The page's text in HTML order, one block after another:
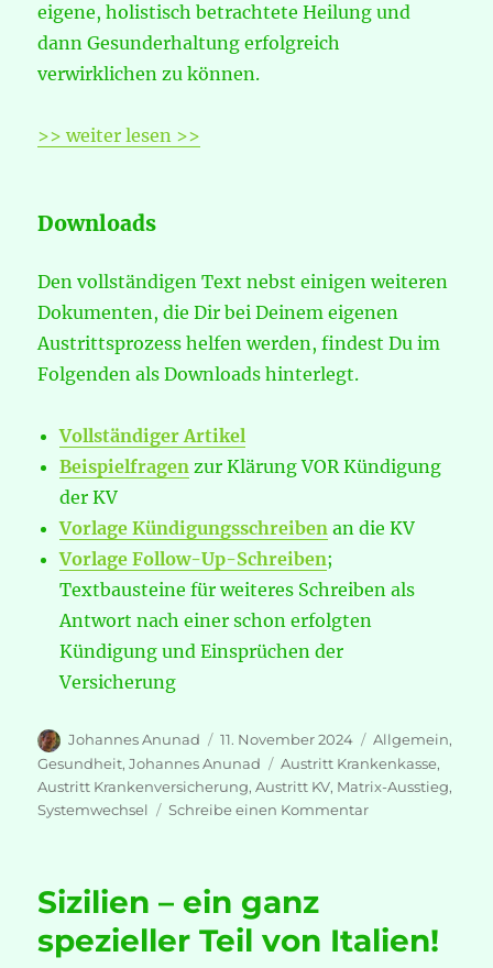
eigene, holistisch betrachtete Heilung und
dann Gesunderhaltung erfolgreich
verwirklichen zu können.
>> weiter lesen >>
Downloads
Den vollständigen Text nebst einigen weiteren
Dokumenten, die Dir bei Deinem eigenen
Austrittsprozess helfen werden, findest Du im
Folgenden als Downloads hinterlegt.
Vollständiger Artikel
Beispielfragen zur Klärung VOR Kündigung
der KV
Vorlage Kündigungsschreiben an die KV
Vorlage Follow-Up-Schreiben;
Textbausteine für weiteres Schreiben als
Antwort nach einer schon erfolgten
Kündigung und Einsprüchen der
Versicherung
Autor
Johannes Anunad
Veröffentlicht
am
11. November 2024 Kategorien
Allgemein,
Gesundheit,Johannes Anunad Schlagwörter
Austritt Krankenkasse,
Austritt Krankenversicherung,Austritt KV, Matrix-Ausstieg,
Systemwechsel
Schreibe einen Kommentarzu
Sizilien – ein ganz
spezieller Teil von Italien!